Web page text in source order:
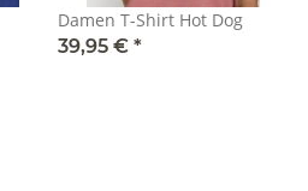
Damen T-Shirt Hot Dog
39,95 € *